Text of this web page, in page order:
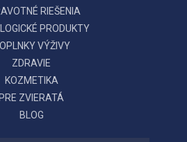
RIEŠENIA
PRODUKTY
VÝŽIVY
ZDRAVIE
KOZMETIKA
PRE ZVIERATÁ
BLOG